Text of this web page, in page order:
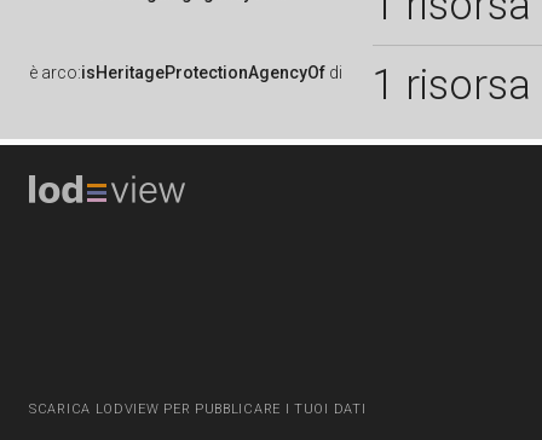
è arco:isHeritageProtectionAgencyOf di 1 risorsa
SCARICA LODVIEW PER PUBBLICARE I TUOI DATI